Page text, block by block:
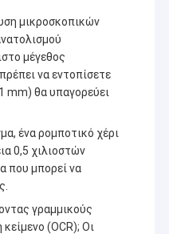
μικροσκοπικών
μέγεθος
να εντοπίσετε
mm) θα υπαγορεύει
ένα ρομποτικό χέρι
0,5 χιλιοστών
που μπορεί να
γραμμικούς
(OCR); Οι